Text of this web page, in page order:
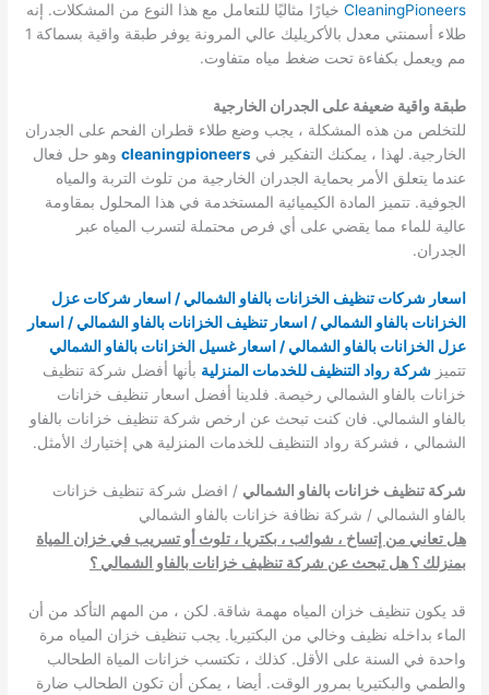
CleaningPioneers خيارًا مثاليًا للتعامل مع هذا النوع من المشكلات. إنه
طلاء أسمنتي معدل بالأكريليك عالي المرونة يوفر طبقة واقية بسماكة 1
مم ويعمل بكفاءة تحت ضغط مياه متفاوت.
طبقة واقية ضعيفة على الجدران الخارجية
للتخلص من هذه المشكلة ، يجب وضع طلاء قطران الفحم على الجدران
الخارجية. لهذا ، يمكنك التفكير فيcleaningpioneers وهو حل فعال
عندما يتعلق الأمر بحماية الجدران الخارجية من تلوث التربة والمياه
الجوفية. تتميز المادة الكيميائية المستخدمة في هذا المحلول بمقاومة
عالية للماء مما يقضي على أي فرص محتملة لتسرب المياه عبر
الجدران.
اسعار شركات تنظيف الخزانات بالفاو الشمالي / اسعار شركات عزل
الخزانات بالفاو الشمالي / اسعار تنظيف الخزانات بالفاو الشمالي / اسعار
عزل الخزانات بالفاو الشمالي / اسعار غسيل الخزانات بالفاو الشمالي
تتميزشركة رواد التنظيف للخدمات المنزلية بأنها أفضل شركة تنظيف
خزانات بالفاو الشمالي رخيصة. فلدينا أفضل اسعار تنظيف خزانات
بالفاو الشمالي. فان كنت تبحث عن ارخص شركة تنظيف خزانات بالفاو
الشمالي ، فشركة رواد التنظيف للخدمات المنزلية هي إختيارك الأمثل.
شركة تنظيف خزانات بالفاو الشمالي / افضل شركة تنظيف خزانات
بالفاو الشمالي / شركة نظافة خزانات بالفاو الشمالي
هل تعاني من إتساخ ، شوائب ، بكتريا ، تلوث أو تسريب في خزان المياة
بمنزلك ؟ هل تبحث عن شركة تنظيف خزانات بالفاو الشمالي ؟
قد يكون تنظيف خزان المياه مهمة شاقة. لكن ، من المهم التأكد من أن
الماء بداخله نظيف وخالي من البكتيريا. يجب تنظيف خزان المياه مرة
واحدة في السنة على الأقل. كذلك ، تكتسب خزانات المياة الطحالب
والطمي والبكتيريا بمرور الوقت. أيضا ، يمكن أن تكون الطحالب ضارة